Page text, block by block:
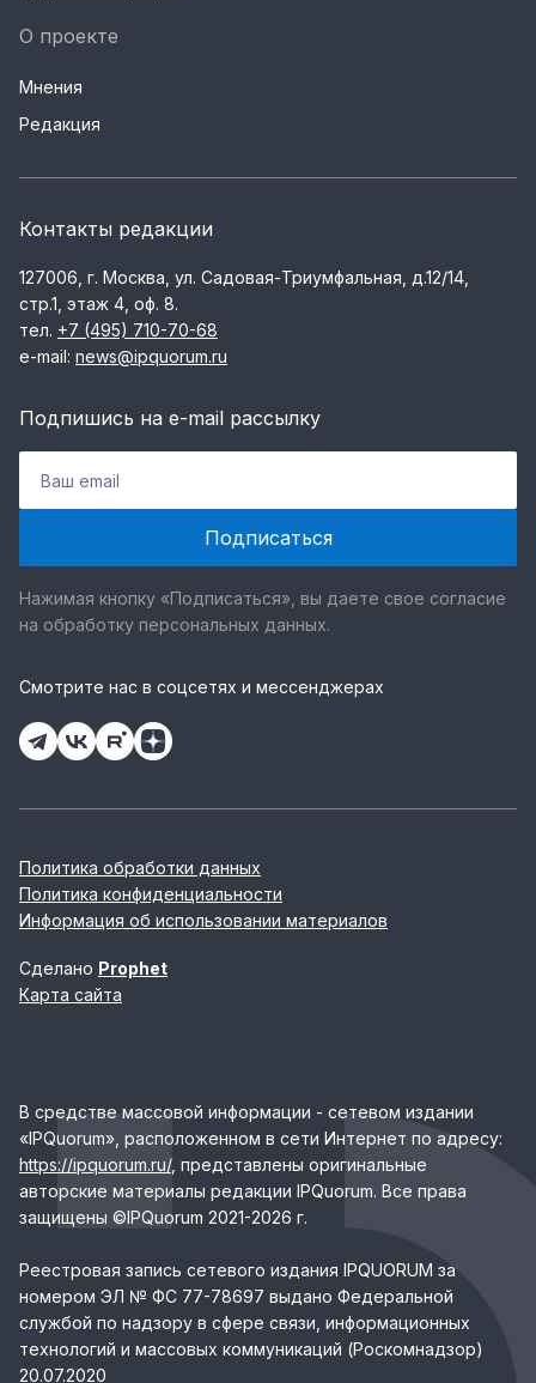
О проекте
Мнения
Редакция
Контакты редакции
127006, г. Москва, ул. Садовая-Триумфальная, д.12/14,
стр.1, этаж 4, оф. 8.
тел. +7 (495) 710-70-68
e-mail: news@ipquorum.ru
Подпишись на e-mail рассылку
Нажимая кнопку «Подписаться», вы даете свое согласие
на обработку персональных данных.
Смотрите нас в соцсетях и мессенджерах
Политика обработки данных
Политика конфиденциальности
Информация об использовании материалов
Сделано Prophet
Карта сайта
В средстве массовой информации - сетевом издании
«IPQuorum», расположенном в сети Интернет по адресу:
https://ipquorum.ru/, представлены оригинальные
авторские материалы редакции IPQuorum. Все права
защищены ©IPQuorum 2021-2026 г.
Реестровая запись сетевого издания IPQUORUM за
номером ЭЛ № ФС 77-78697 выдано Федеральной
службой по надзору в сфере связи, информационных
технологий и массовых коммуникаций (Роскомнадзор)
20.07.2020